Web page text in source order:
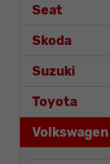
Seat
Skoda
Suzuki
Toyota
Volkswagen